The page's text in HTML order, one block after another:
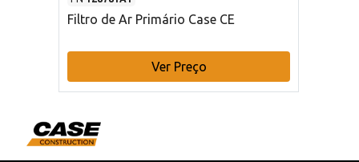
Filtro de Ar Primário Case CE
Ver Preço